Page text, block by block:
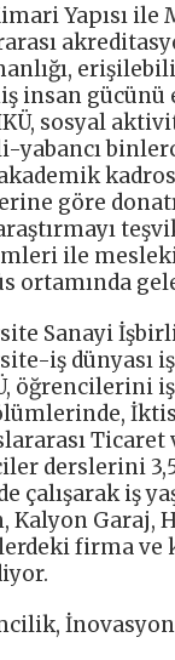
Yapısı
insan gücünü
sosyal
yabancı
göre
ile
ortamında
Sanayi
iş dünyası
öğrencilerini
derslerini
çalışarak iş
Kalyon Garaj,
firma ve
İnovasyon